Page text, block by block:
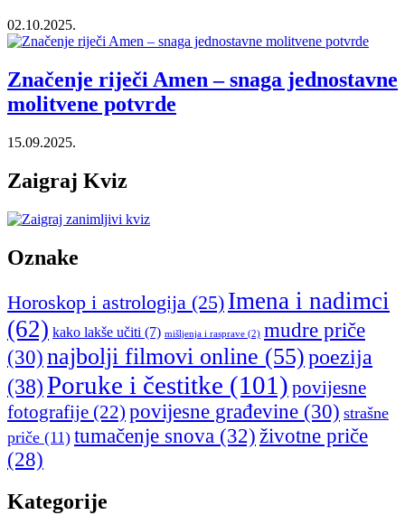
02.10.2025.
Značenje riječi Amen – snaga jednostavne
molitvene potvrde
15.09.2025.
Zaigraj Kviz
Oznake
Horoskop i astrologija (25) Imena i nadimci
(62) kako lakše učiti (7) mišljenja i rasprave (2) mudre priče
(30) najbolji filmovi online (55)poezija
(38)Poruke i čestitke (101) povijesne
fotografije (22) povijesne građevine (30) strašne
priče (11) tumačenje snova (32) životne priče
(28)
Kategorije